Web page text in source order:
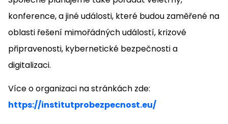
konference, a jiné události, které budou zaměřené na
oblasti řešení mimořádných událostí, krizové
připravenosti, kybernetické bezpečnosti a
digitalizaci.
Více o organizaci na stránkách zde:
https://institutprobezpecnost.eu/